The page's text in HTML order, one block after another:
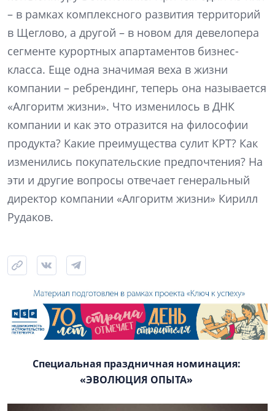
– в рамках комплексного развития территорий
в Щеглово, а другой – в новом для девелопера
сегменте курортных апартаментов бизнес-
класса. Еще одна значимая веха в жизни
компании – ребрендинг, теперь она называется
«Алгоритм жизни». Что изменилось в ДНК
компании и как это отразится на философии
продукта? Какие преимущества сулит КРТ? Как
изменились покупательские предпочтения? На
эти и другие вопросы отвечает генеральный
директор компании «Алгоритм жизни» Кирилл
Рудаков.
Специальная праздничная номинация:
«ЭВОЛЮЦИЯ ОПЫТА»